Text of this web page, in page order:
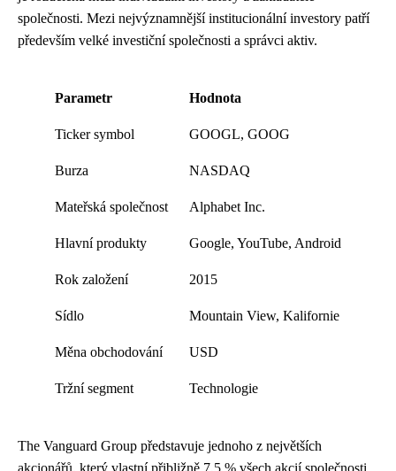
společnosti. Mezi nejvýznamnější institucionální investory patří
především velké investiční společnosti a správci aktiv.
Parametr Hodnota
Ticker symbol GOOGL, GOOG
Burza NASDAQ
Mateřská společnost Alphabet Inc.
Hlavní produkty Google, YouTube, Android
Rok založení 2015
Sídlo Mountain View, Kalifornie
Měna obchodování USD
Tržní segment Technologie
The Vanguard Group představuje jednoho z největších
akcionářů, který vlastní přibližně 7,5 % všech akcií společnosti